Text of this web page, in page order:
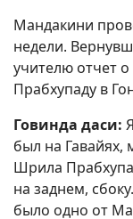
Мандакини
недели.
учителю отчет
Прабхупаду в
Говинда даси:
был на Гавайях,
Шрила
на заднем,
было одно от